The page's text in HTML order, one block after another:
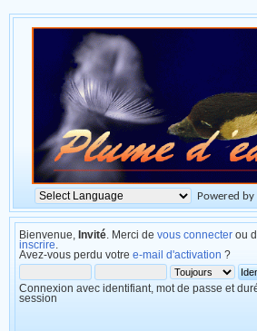
Powered by
Bienvenue, Invité . Merci de vous connecter ou
inscrire
Avez-vous perdu votre e-mail d'activation ?
Connexion avec identifiant, mot de passe et
session